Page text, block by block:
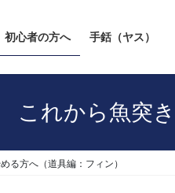
初心者の方へ 手銛（ヤス）
これから魚突
る方へ（道具編：フィン）